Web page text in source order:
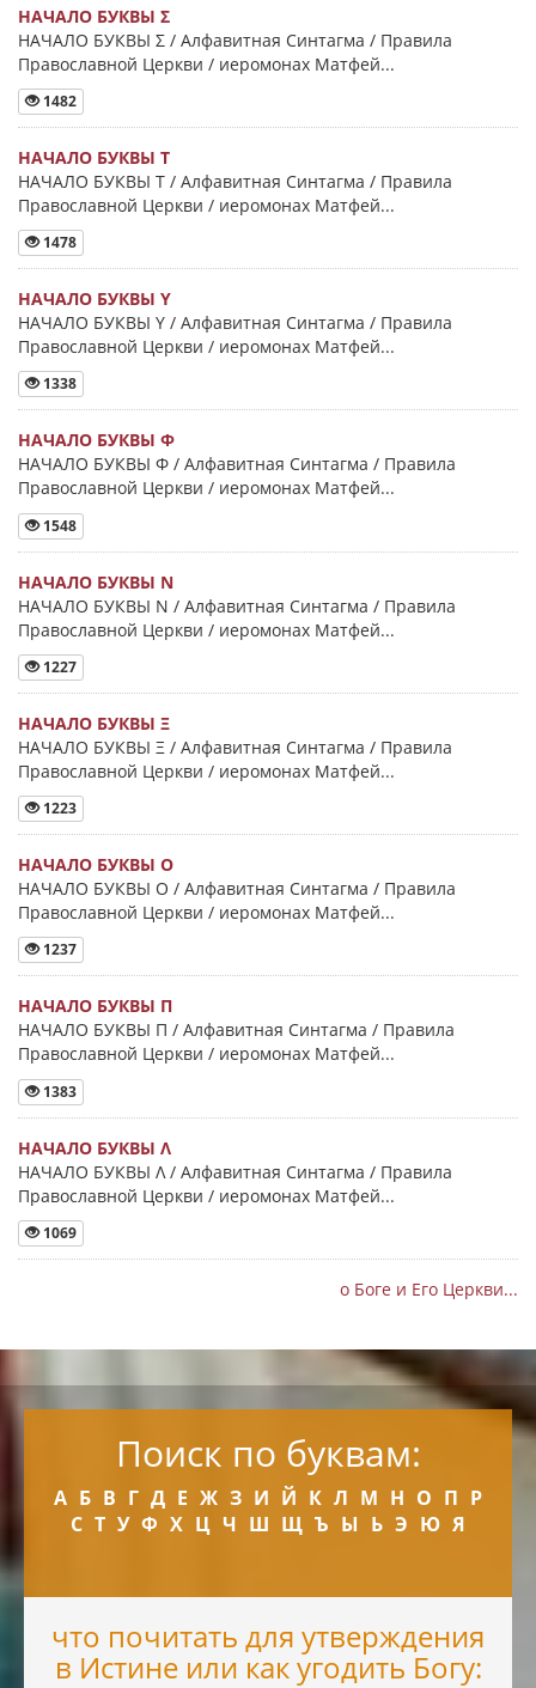
НАЧАЛО БУКВЫ Σ
НАЧАЛО БУКВЫ Σ / Алфавитная Синтагма / Правила
Православной Церкви / иеромонах Матфей...
1482
НАЧАЛО БУКВЫ Τ
НАЧАЛО БУКВЫ Τ / Алфавитная Синтагма / Правила
Православной Церкви / иеромонах Матфей...
1478
НАЧАЛО БУКВЫ Y
НАЧАЛО БУКВЫ Y / Алфавитная Синтагма / Правила
Православной Церкви / иеромонах Матфей...
1338
НАЧАЛО БУКВЫ Φ
НАЧАЛО БУКВЫ Φ / Алфавитная Синтагма / Правила
Православной Церкви / иеромонах Матфей...
1548
НАЧАЛО БУКВЫ Ν
НАЧАЛО БУКВЫ Ν / Алфавитная Синтагма / Правила
Православной Церкви / иеромонах Матфей...
1227
НАЧАЛО БУКВЫ Ξ
НАЧАЛО БУКВЫ Ξ / Алфавитная Синтагма / Правила
Православной Церкви / иеромонах Матфей...
1223
НАЧАЛО БУКВЫ Ο
НАЧАЛО БУКВЫ Ο / Алфавитная Синтагма / Правила
Православной Церкви / иеромонах Матфей...
1237
НАЧАЛО БУКВЫ Π
НАЧАЛО БУКВЫ Π / Алфавитная Синтагма / Правила
Православной Церкви / иеромонах Матфей...
1383
НАЧАЛО БУКВЫ Λ
НАЧАЛО БУКВЫ Λ / Алфавитная Синтагма / Правила
Православной Церкви / иеромонах Матфей...
1069
о Боге и Его Церкви...
Поиск по буквам:
А Б В Г Д Е Ж З И Й К Л М Н О П Р
С Т У Ф Х Ц Ч Ш Щ Ъ Ы Ь Э Ю Я
что почитать для утверждения
в Истине или как угодить Богу: